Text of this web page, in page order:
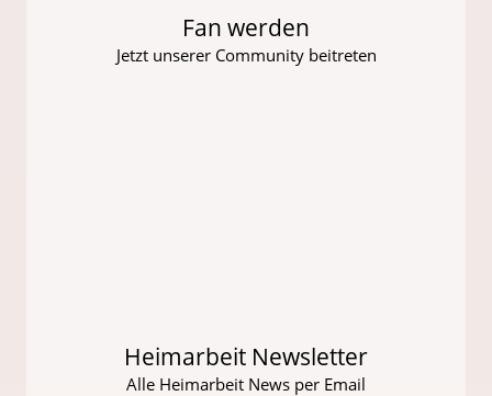
Fan werden
Jetzt unserer Community beitreten
Heimarbeit Newsletter
Alle Heimarbeit News per Email